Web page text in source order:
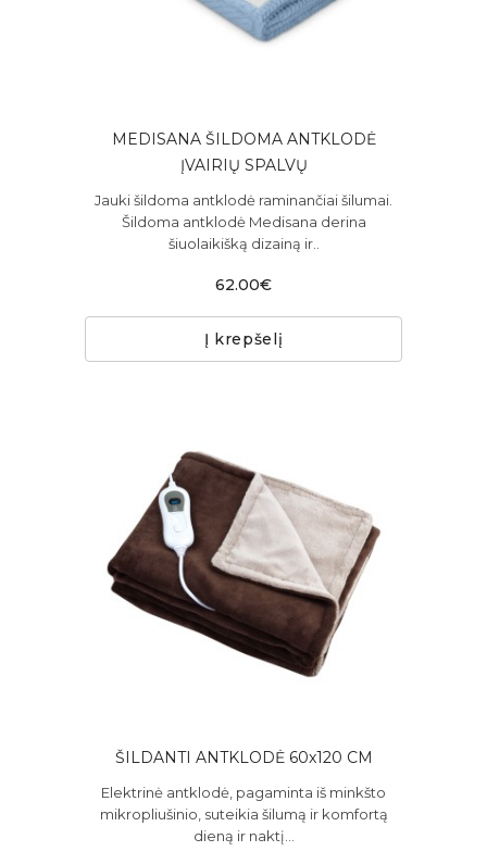
MEDISANA ŠILDOMA ANTKLODĖ
ĮVAIRIŲ SPALVŲ
Jauki šildoma antklodė raminančiai šilumai.
Šildoma antklodė Medisana derina
šiuolaikišką dizainą ir..
62.00€
Į krepšelį
ŠILDANTI ANTKLODĖ 60x120 CM
Elektrinė antklodė, pagaminta iš minkšto
mikropliušinio, suteikia šilumą ir komfortą
dieną ir naktį...